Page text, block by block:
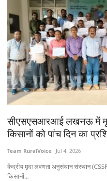
International
Rural Dialogue
Ground Report
Rural Connect
Gallery
National
Latest News
सीएसएसआरआई लखनऊ में
किसानों को पांच दिन का
Team RuralVoice Jul 4, 2026
केंद्रीय मृदा लवणता अनुसंधान संस्थान
किसानों...